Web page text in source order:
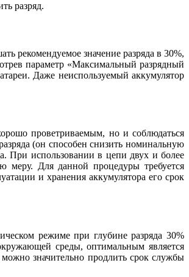
разряд.
рекомендуемое значение разряда в 30%,
параметр «Максимальный разрядный
Даже неиспользуемый аккумулятор
проветриваемым, но и соблюдаться
(он способен снизить номинальную
При использовании в цепи двух и более
меру. Для данной процедуры требуется
и хранения аккумулятора его срок
режиме при глубине разряда 30%
среды, оптимальным является
значительно продлить срок службы